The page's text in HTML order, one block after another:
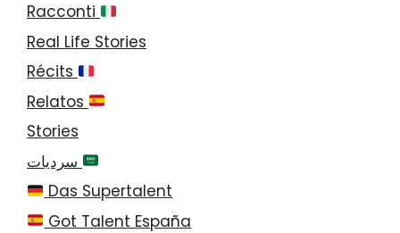
Racconti
Real Life Stories
Récits
Relatos
Stories
Das Supertalent
Got Talent España